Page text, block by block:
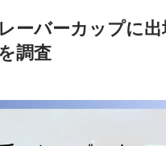
ーバーカップに出
調査